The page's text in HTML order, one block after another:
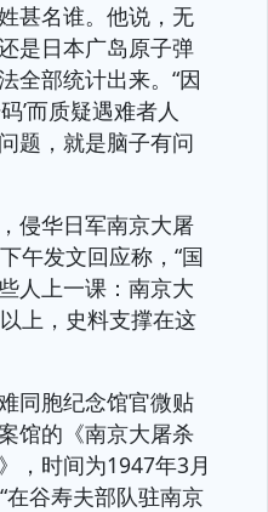
甚名谁。他说，无
是日本广岛原子弹
全部统计出来。“因
’而质疑遇难者人
题，就是脑子有问
侵华日军南京大屠
午发文回应称，“国
人上一课：南京大
上，史料支撑在这
同胞纪念馆官微贴
馆的《南京大屠杀
，时间为1947年3月
在谷寿夫部队驻南京